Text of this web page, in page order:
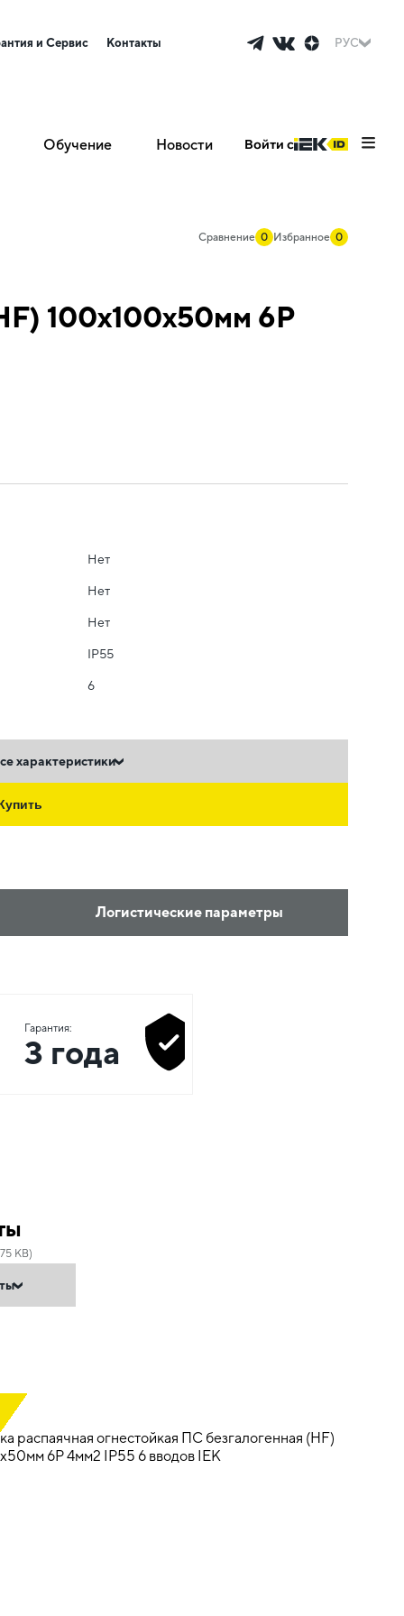
и Сервис Контакты РУС
Обучение Новости Войти с
Сравнение 0 Избранное 0
100х100х50мм 6P
Нет
Нет
Нет
IP55
6
характеристики
Логистические параметры
Гарантия:
3 года
KB)